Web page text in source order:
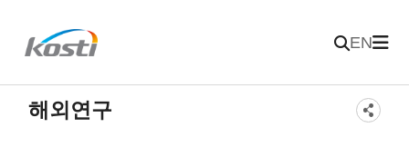
KOSTI 메인 페이지로 이동
EN
해외연구